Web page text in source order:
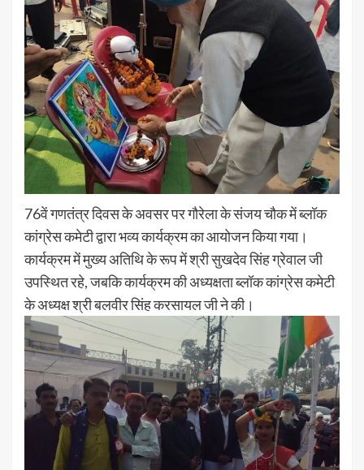
76वें गणतंत्र दिवस के अवसर पर गौरेला के संजय चौक में ब्लॉक
कांग्रेस कमेटी द्वारा भव्य कार्यक्रम का आयोजन किया गया।
कार्यक्रम में मुख्य अतिथि के रूप में श्री सुखदेव सिंह ग्रेवाल जी
उपस्थित रहे, जबकि कार्यक्रम की अध्यक्षता ब्लॉक कांग्रेस कमेटी
के अध्यक्ष श्री बलवीर सिंह करसायल जी ने की।